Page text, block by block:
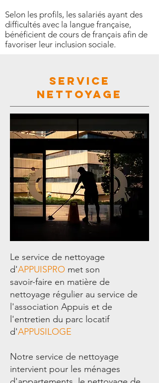
Selon les profils, les salariés ayant des
difficultés avec la langue française,
bénéficient de cours de français afin de
favoriser leur inclusion sociale.
SERVICE
NETTOYAGE
Le service de nettoyage
d'APPUISPRO met son
savoir-faire en matière de
nettoyage régulier au service de
l'association Appuis et de
l'entretien du parc locatif
d'APPUSILOGE
Notre service de nettoyage
intervient pour les ménages